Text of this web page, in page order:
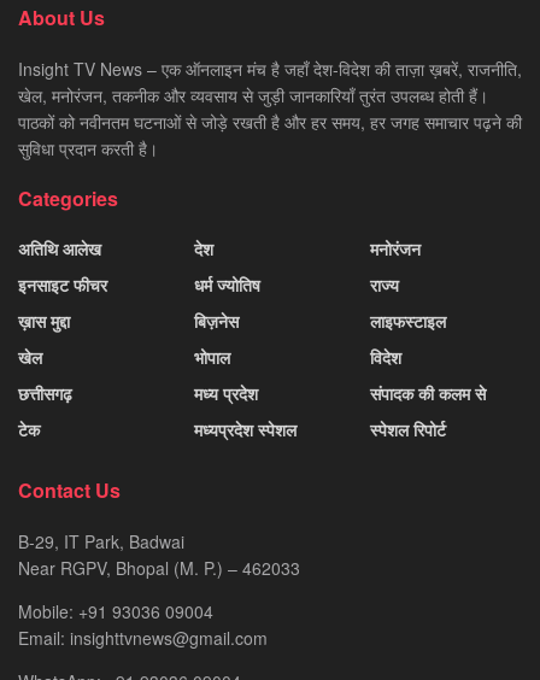
About Us
Insight TV News – एक ऑनलाइन मंच है जहाँ देश-विदेश की ताज़ा ख़बरें, राजनीति,
खेल, मनोरंजन, तकनीक और व्यवसाय से जुड़ी जानकारियाँ तुरंत उपलब्ध होती हैं।
पाठकों को नवीनतम घटनाओं से जोड़े रखती है और हर समय, हर जगह समाचार पढ़ने की
सुविधा प्रदान करती है।
Categories
अतिथि आलेख
इनसाइट फीचर
ख़ास मुद्दा
खेल
छत्तीसगढ़
टेक
देश
धर्म ज्योतिष
बिज़नेस
भोपाल
मध्य प्रदेश
मध्यप्रदेश स्पेशल
मनोरंजन
राज्य
लाइफस्टाइल
विदेश
संपादक की कलम से
स्पेशल रिपोर्ट
Contact Us
B-29, IT Park, Badwai
Near RGPV, Bhopal (M. P.) – 462033
Mobile: +91 93036 09004
Email: insighttvnews@gmail.com